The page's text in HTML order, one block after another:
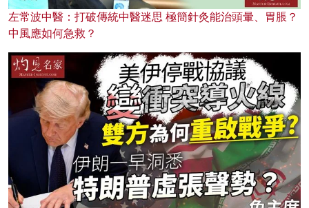
左常波中醫：打破傳統中醫迷思 極簡針灸能治頭暈、胃脹？
中風應如何急救？